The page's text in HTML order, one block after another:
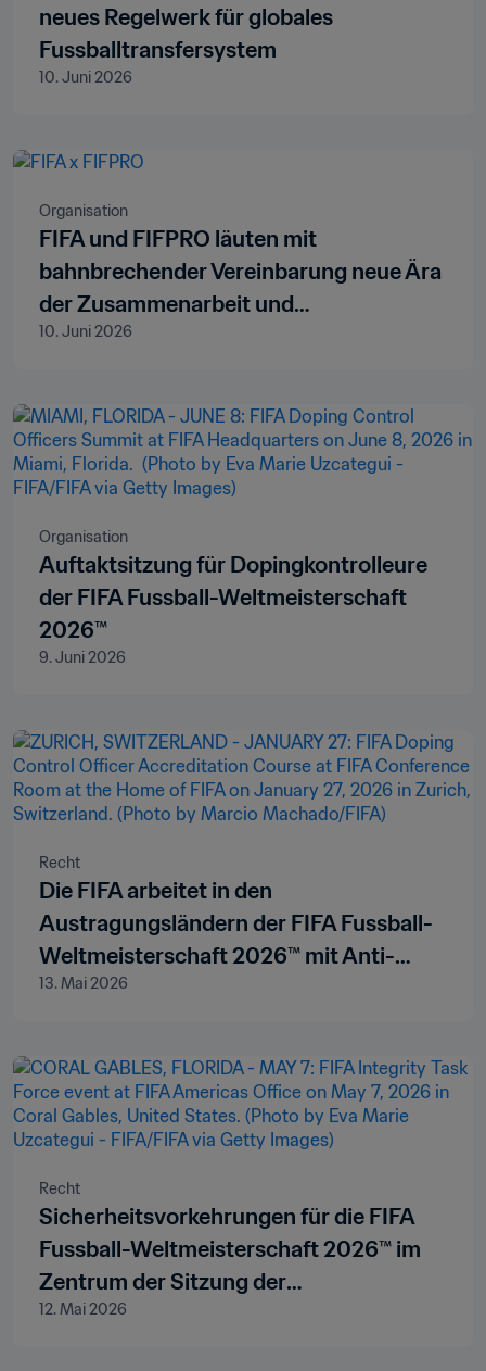
neues Regelwerk für globales
Fussballtransfersystem
10. Juni 2026
Organisation
FIFA und FIFPRO läuten mit
bahnbrechender Vereinbarung neue Ära
der Zusammenarbeit und
Spielervertretung in der globalen
10. Juni 2026
Organisation
Auftaktsitzung für Dopingkontrolleure
der FIFA Fussball-Weltmeisterschaft
2026™
9. Juni 2026
Recht
Die FIFA arbeitet in den
Austragungsländern der FIFA Fussball-
Weltmeisterschaft 2026™ mit Anti-
Doping-Organisationen zusammen
13. Mai 2026
Recht
Sicherheitsvorkehrungen für die FIFA
Fussball-Weltmeisterschaft 2026™ im
Zentrum der Sitzung der
Integritätsarbeitsgruppe in Miami
12. Mai 2026